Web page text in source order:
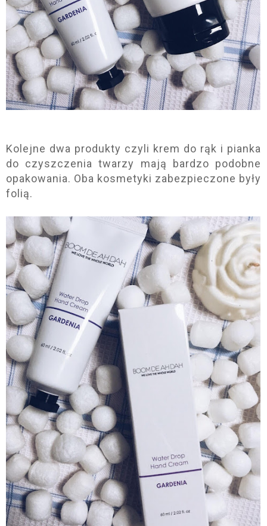
Kolejne dwa produkty czyli krem do rąk i pianka
do czyszczenia twarzy mają bardzo podobne
opakowania. Oba kosmetyki zabezpieczone były
folią.